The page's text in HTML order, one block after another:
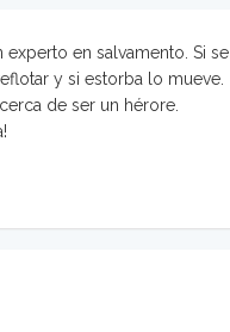
en salvamento. Si se
y si estorba lo mueve.
de ser un hérore.